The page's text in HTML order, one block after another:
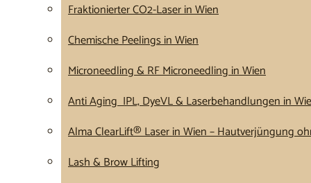
Fraktionierter CO2-Laser in Wien
Chemische Peelings in Wien
Microneedling & RF Microneedling in Wien
Anti Aging IPL, DyeVL & Laserbehandlungen in
Alma ClearLift® Laser in Wien – Hautverjüngung
Lash & Brow Lifting